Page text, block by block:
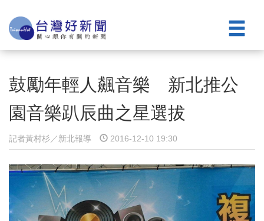
鼓勵年輕人飆音樂 新北推公
園音樂趴辰曲之星選拔
記者黃村杉／新北報導 2016-12-10 19:30